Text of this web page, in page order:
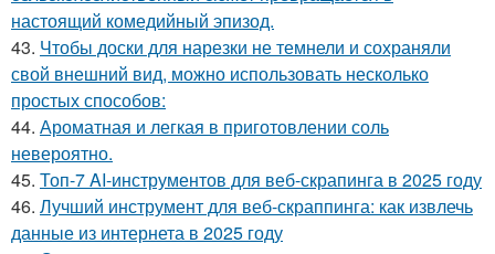
настоящий комедийный эпизод.
43. Чтобы доски для нарезки не темнели и сохраняли
свой внешний вид, можно использовать несколько
простых способов:
44. Ароматная и легкая в приготовлении соль
невероятно.
45. Топ-7 AI-инструментов для веб-скрапинга в 2025 году
46. Лучший инструмент для веб-скраппинга: как извлечь
данные из интернета в 2025 году